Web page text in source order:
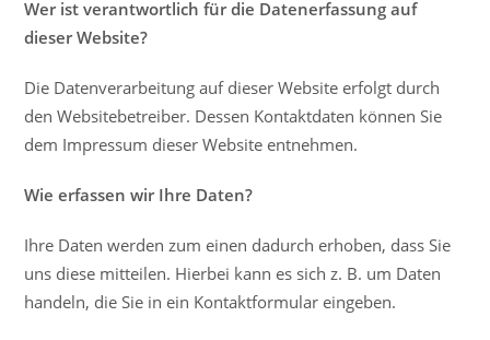
Wer ist verantwortlich für die Datenerfassung auf
dieser Website?
Die Datenverarbeitung auf dieser Website erfolgt durch
den Websitebetreiber. Dessen Kontaktdaten können Sie
dem Impressum dieser Website entnehmen.
Wie erfassen wir Ihre Daten?
Ihre Daten werden zum einen dadurch erhoben, dass Sie
uns diese mitteilen. Hierbei kann es sich z. B. um Daten
handeln, die Sie in ein Kontaktformular eingeben.